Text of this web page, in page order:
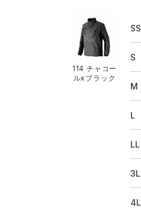
114 チャコー
ルxブラック
SS
S
M
L
LL
3L
4L